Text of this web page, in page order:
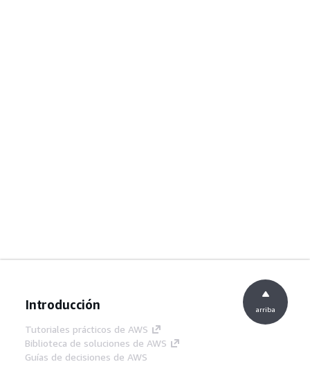
Introducción
Tutoriales prácticos de AWS
Biblioteca de soluciones de AWS
Guías de decisiones de AWS
arriba